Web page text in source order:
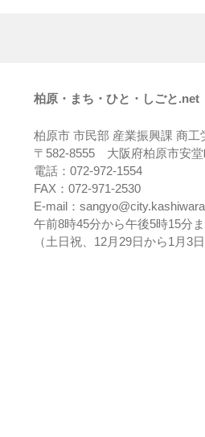
柏原・まち・ひと・しごと.net
柏原市 市民部 産業振興課 商工
〒582-8555 大阪府柏原市安堂
電話：072-972-1554
FAX：072-971-2530
E-mail：
午前8時45分から午後5時15分
（土日祝、12月29日から1月3日